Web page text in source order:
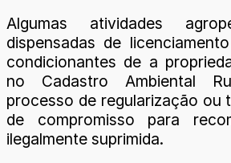
Algumas atividades
dispensadas de
condicionantes de a
no Cadastro Ambiental
processo de regularização ou
de compromisso para
ilegalmente suprimida.